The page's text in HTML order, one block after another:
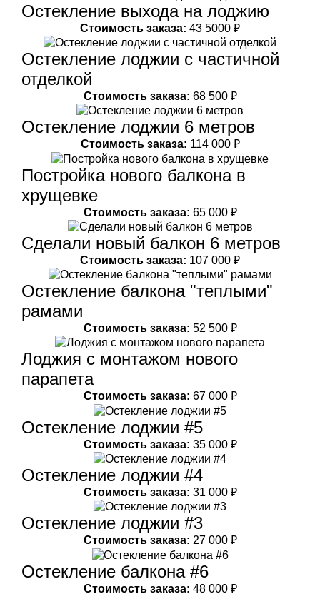
Остекление выхода на лоджию
Стоимость заказа: 43 5000 ₽
Остекление лоджии с частичной
отделкой
Стоимость заказа: 68 500 ₽
Остекление лоджии 6 метров
Стоимость заказа: 114 000 ₽
Постройка нового балкона в
хрущевке
Стоимость заказа: 65 000 ₽
Сделали новый балкон 6 метров
Стоимость заказа: 107 000 ₽
Остекление балкона "теплыми"
рамами
Стоимость заказа: 52 500 ₽
Лоджия с монтажом нового
парапета
Стоимость заказа: 67 000 ₽
Остекление лоджии #5
Стоимость заказа: 35 000 ₽
Остекление лоджии #4
Стоимость заказа: 31 000 ₽
Остекление лоджии #3
Стоимость заказа: 27 000 ₽
Остекление балкона #6
Стоимость заказа: 48 000 ₽